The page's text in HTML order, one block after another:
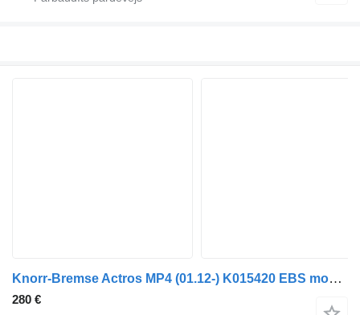
Knorr-Bremse Actros MP4 (01.12-) K015420 EBS modulators paredzēts Mercedes-Benz Actros MP4 Antos Arocs (2012-) kravas automašīnas
280 €